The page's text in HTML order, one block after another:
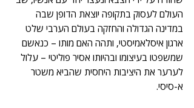
העולם לעסוק בתקופה יוצאת הדופן שבה
במדינה הגדולה והחזקה בעולם הערבי שלט
ארגון איסלאמיסטי, ותהה האם מותו – כנאשם
שמשפטו בעיצומו ובהיותו אסיר פוליטי – עלול
לערער את היציבות היחסית שהביא משטר
א-סיסי.